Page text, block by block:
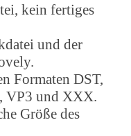
kein fertiges
und der
Formaten DST,
VP3 und XXX.
Größe des